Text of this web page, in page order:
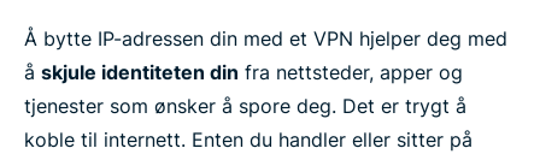
Å bytte IP-adressen din med et VPN hjelper deg med
å skjule identiteten din fra nettsteder, apper og
tjenester som ønsker å spore deg. Det er trygt å
koble til internett. Enten du handler eller sitter på